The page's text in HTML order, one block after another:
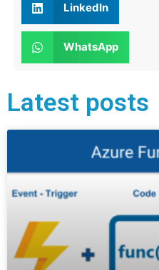
LinkedIn
WhatsApp
Latest posts